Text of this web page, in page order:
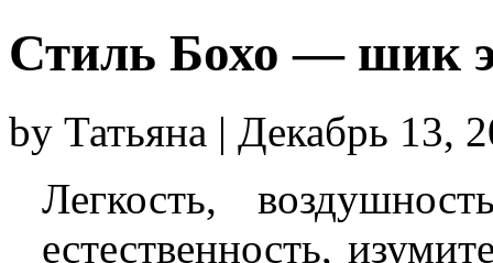
Стиль Бохо — шик
by Татьяна | Декабрь 13,
Легкость,
естественность,